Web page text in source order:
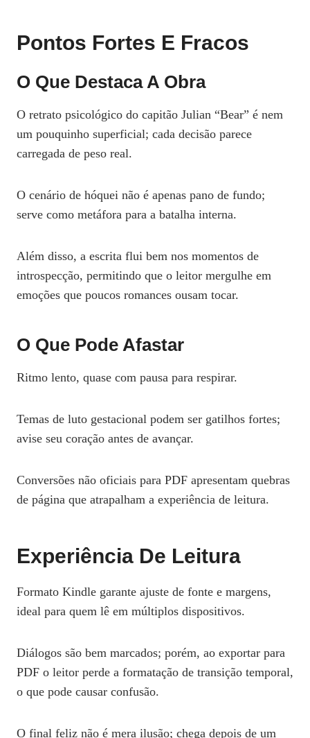
Pontos Fortes E Fracos
O Que Destaca A Obra
O retrato psicológico do capitão Julian “Bear” é nem
um pouquinho superficial; cada decisão parece
carregada de peso real.
O cenário de hóquei não é apenas pano de fundo;
serve como metáfora para a batalha interna.
Além disso, a escrita flui bem nos momentos de
introspecção, permitindo que o leitor mergulhe em
emoções que poucos romances ousam tocar.
O Que Pode Afastar
Ritmo lento, quase com pausa para respirar.
Temas de luto gestacional podem ser gatilhos fortes;
avise seu coração antes de avançar.
Conversões não oficiais para PDF apresentam quebras
de página que atrapalham a experiência de leitura.
Experiência De Leitura
Formato Kindle garante ajuste de fonte e margens,
ideal para quem lê em múltiplos dispositivos.
Diálogos são bem marcados; porém, ao exportar para
PDF o leitor perde a formatação de transição temporal,
o que pode causar confusão.
O final feliz não é mera ilusão; chega depois de um